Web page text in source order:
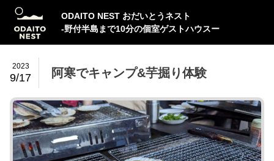
ODAITO NEST おだいとうネスト
-野付半島まで10分の個室ゲストハウスー
阿寒でキャンプ&芋掘り体験
2023
9/17